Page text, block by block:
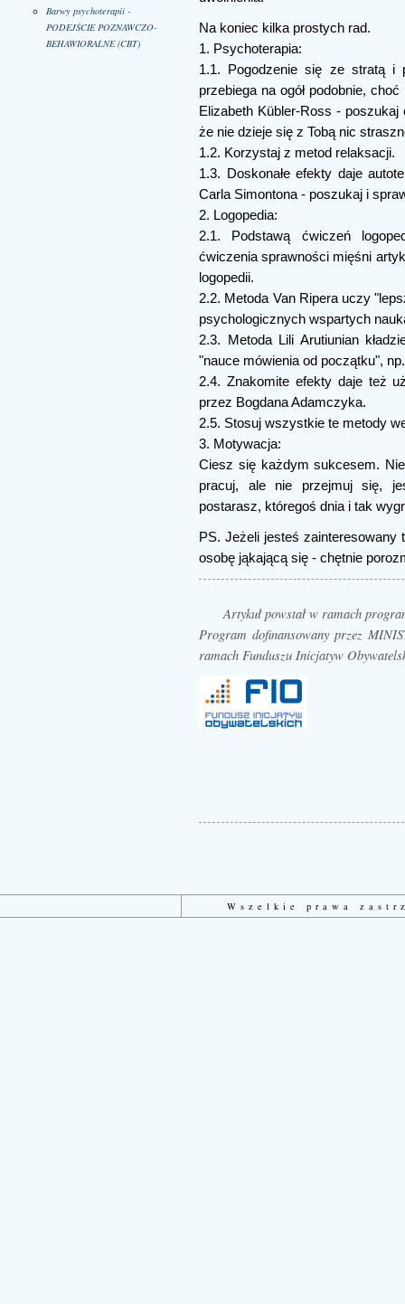
Barwy psychoterapii -
PODEJŚCIE POZNAWCZO-
BEHAWIORALNE (CBT)
Na koniec kilka prostych rad.
1. Psychoterapia:
1.1. Pogodzenie się ze stratą i
przebiega na ogół podobnie,
Elizabeth Kübler-Ross -
że nie dzieje się z Tobą nic
1.2. Korzystaj z metod relaksacji.
1.3. Doskonałe efekty daje
Carla Simontona - poszukaj i
2. Logopedia:
2.1. Podstawą ćwiczeń
ćwiczenia sprawności mięśni
logopedii.
2.2. Metoda Van Ripera uczy
psychologicznych wspartych
2.3. Metoda Lili Arutiunian
"nauce mówienia od początku",
2.4. Znakomite efekty daje też
przez Bogdana Adamczyka.
2.5. Stosuj wszystkie te metody
3. Motywacja:
Ciesz się każdym sukcesem.
pracuj, ale nie przejmuj się,
postarasz, któregoś dnia i tak
PS. Jeżeli jesteś
osobę jąkającą się - chętnie
Artykuł powstał w ramach
Program dofinansowany przez
ramach Funduszu Inicjatyw
Wszelkie prawa